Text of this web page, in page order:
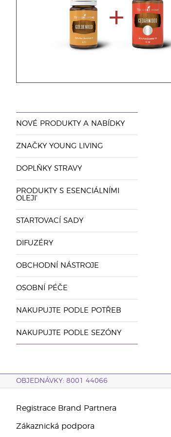
NOVÉ PRODUKTY A NABÍDKY
ZNAČKY YOUNG LIVING
DOPLŇKY STRAVY
PRODUKTY S ESENCIÁLNÍMI
OLEJI'
STARTOVACÍ SADY
DIFUZÉRY
OBCHODNÍ NÁSTROJE
OSOBNÍ PÉČE
NAKUPUJTE PODLE POTŘEB
NAKUPUJTE PODLE SEZÓNY
OBJEDNÁVKY: 8001 44066
Registrace Brand Partnera
Zákaznická podpora